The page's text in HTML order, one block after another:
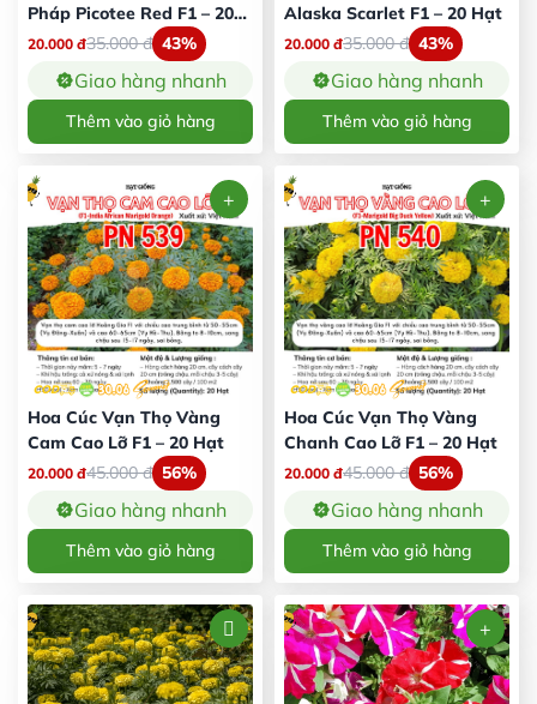
Pháp Picotee Red F1 – 20
Hạt
20.000 đ35.000đ 43%
Giao hàng nhanh
Thêm vào giỏ hàng
Alaska Scarlet F1 – 20 Hạt
20.000 đ35.000đ 43%
Giao hàng nhanh
Thêm vào giỏ hàng
Hoa Cúc Vạn Thọ Vàng
Cam Cao Lỡ F1 – 20 Hạt
20.000 đ45.000đ 56%
Giao hàng nhanh
Thêm vào giỏ hàng
Hoa Cúc Vạn Thọ Vàng
Chanh Cao Lỡ F1 – 20 Hạt
20.000 đ45.000đ 56%
Giao hàng nhanh
Thêm vào giỏ hàng